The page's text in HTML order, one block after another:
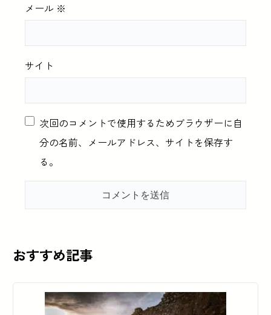
メール ※
サイト
次回のコメントで使用するためブラウザーに自
分の名前、メールアドレス、サイトを保存す
る。
おすすめ記事